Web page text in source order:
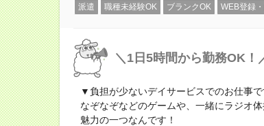
派遣 職種未経験OK ブランクOK WEB登録
＼1日5時間から勤務OK！
▼負担が少ないデイサービスでのお仕事
なぞなぞなどのゲームや、一緒にラジオ
魅力の一つなんです！